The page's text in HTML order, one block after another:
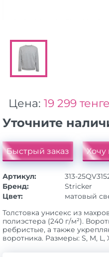
Цена: 19 299 тенге
Уточните
Быстрый заказ Хочу
Артикул:
313-
Бренд:
Stricker
Цвет:
матовый
Толстовка унисекс из
полиэстера (240 г/м²).
ребристые, а также
воротника. Размеры: S, M, L,